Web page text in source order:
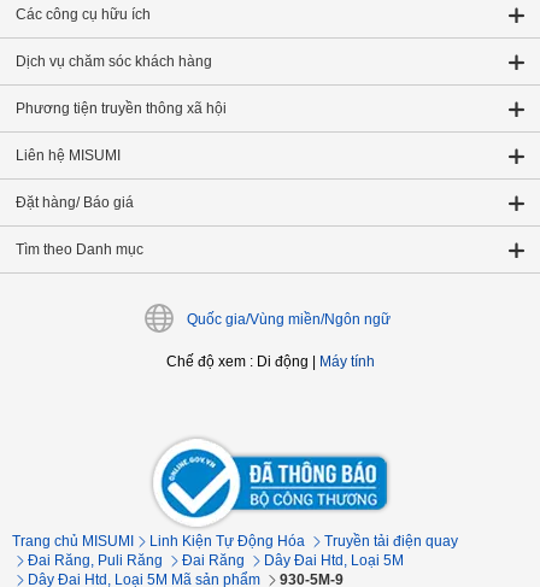
Các công cụ hữu ích
Dịch vụ chăm sóc khách hàng
Phương tiện truyền thông xã hội
Liên hệ MISUMI
Đặt hàng/ Báo giá
Tìm theo Danh mục
Quốc gia/Vùng miền/Ngôn ngữ
Chế độ xem: Di động Máy tính
Trang chủ MISUMI Linh Kiện Tự Động Hóa
Truyền tải điện quay
Đai Răng, Puli Răng
Đai Răng
Dây Đai Htd, Loại 5M
Dây Đai Htd, Loại 5M Mã sản phẩm
930-5M-9